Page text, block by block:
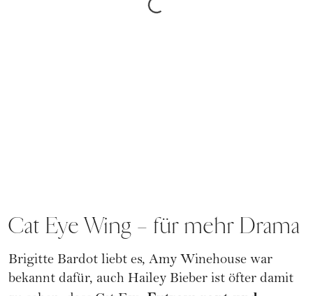
Cat Eye Wing – für mehr Drama
Brigitte Bardot liebt es, Amy Winehouse war
bekannt dafür, auch Hailey Bieber ist öfter damit